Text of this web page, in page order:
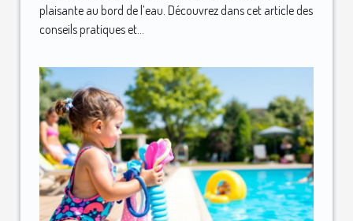
plaisante au bord de l’eau. Découvrez dans cet article des
conseils pratiques et...